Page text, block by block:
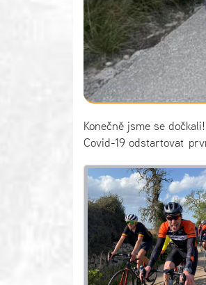
Konečně jsme se
Covid-19 odstartovat